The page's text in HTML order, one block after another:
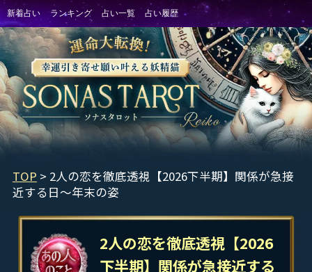
TOP > 2人の恋を徹底透視【2026下半期】関係が急接
近する日～年末の姿
2人の恋を徹底透視【2026
下半期】関係が急接近する